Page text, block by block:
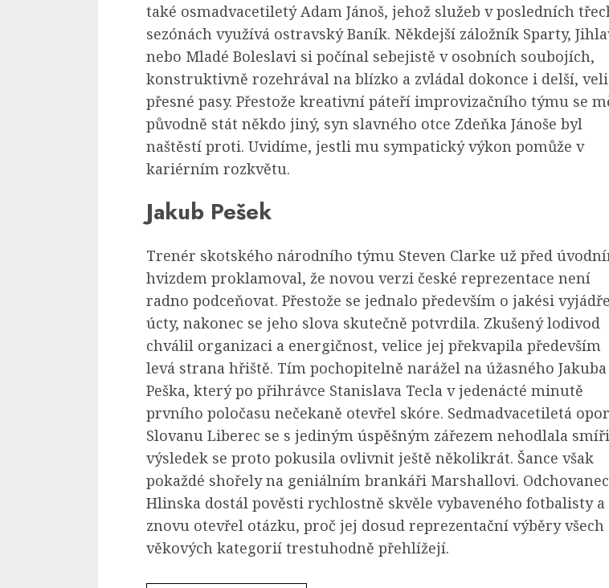
také osmadvacetiletý Adam Jánoš, jehož služeb v posledních
sezónách využívá ostravský Baník. Někdejší záložník Sparty,
nebo Mladé Boleslavi si počínal sebejistě v osobních soubojích,
konstruktivně rozehrával na blízko a zvládal dokonce i delší,
přesné pasy. Přestože kreativní páteří improvizačního týmu se
původně stát někdo jiný, syn slavného otce Zdeňka Jánoše byl
naštěstí proti. Uvidíme, jestli mu sympatický výkon pomůže v
kariérním rozkvětu.
Jakub Pešek
Trenér skotského národního týmu Steven Clarke už před
hvizdem proklamoval, že novou verzi české reprezentace není
radno podceňovat. Přestože se jednalo především o jakési
úcty, nakonec se jeho slova skutečně potvrdila. Zkušený lodivod
chválil organizaci a energičnost, velice jej překvapila především
levá strana hřiště. Tím pochopitelně narážel na úžasného Jakuba
Peška, který po přihrávce Stanislava Tecla v jedenácté minutě
prvního poločasu nečekaně otevřel skóre. Sedmadvacetiletá
Slovanu Liberec se s jediným úspěšným zářezem nehodlala
výsledek se proto pokusila ovlivnit ještě několikrát. Šance však
pokaždé shořely na geniálním brankáři Marshallovi. Odchovanec
Hlinska dostál pověsti rychlostně skvěle vybaveného fotbalisty a
znovu otevřel otázku, proč jej dosud reprezentační výběry všech
věkových kategorií trestuhodně přehlížejí.